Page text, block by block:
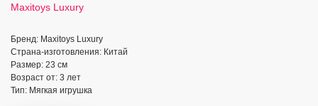
Maxitoys Luxury
Бренд: Maxitoys Luxury
Страна-изготовления: Китай
Размер: 23 см
Возраст от: 3 лет
Тип: Мягкая игрушка